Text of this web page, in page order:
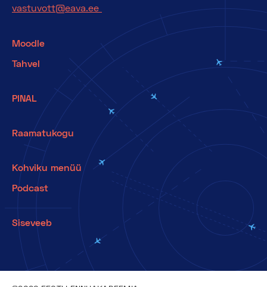
vastuvott@eava.ee
Moodle
Tahvel
PINAL
Raamatukogu
Kohviku menüü
Podcast
Siseveeb